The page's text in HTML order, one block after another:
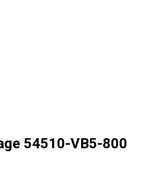
54510-VB5-800